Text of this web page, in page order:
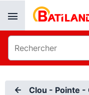
Clou - Pointe -
Panneau de gestion